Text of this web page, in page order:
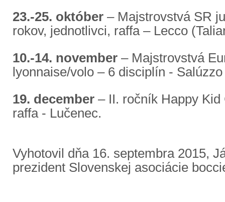
23.-25. október – Majstrovstvá SR
rokov, jednotlivci, raffa – Lecco
10.-14. november – Majstrovstvá
lyonnaise/volo – 6 disciplín -
19. december – II. ročník Happy
raffa - Lučenec.
Vyhotovil dňa 16. septembra 2015,
prezident Slovenskej asociácie